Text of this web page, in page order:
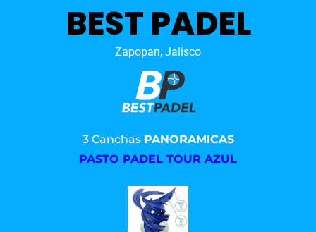
BEST PADEL
Zapopan, Jalisco
3 Canchas PANORAMICAS
PASTO PADEL TOUR AZUL